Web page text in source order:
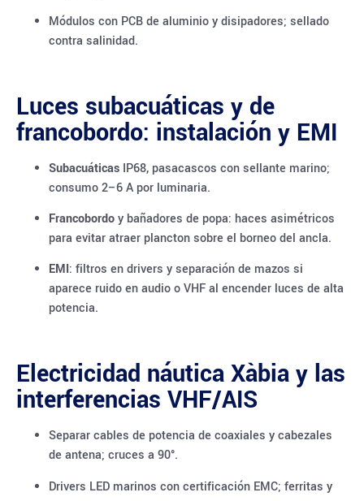
Módulos con PCB de aluminio y disipadores; sellado
contra salinidad.
Luces subacuáticas y de
francobordo: instalación y EMI
Subacuáticas IP68, pasacascos con sellante marino;
consumo 2–6 A por luminaria.
Francobordoy bañadores de popa: haces asimétricos
para evitar atraer plancton sobre el borneo del ancla.
EMI: filtros en drivers y separación de mazos si
aparece ruido en audio o VHF al encender luces de alta
potencia.
Electricidad náutica Xàbia y las
interferencias VHF/AIS
Separar cables de potencia de coaxiales y cabezales
de antena; cruces a 90°.
Drivers LED marinos con certificación EMC; ferritas y